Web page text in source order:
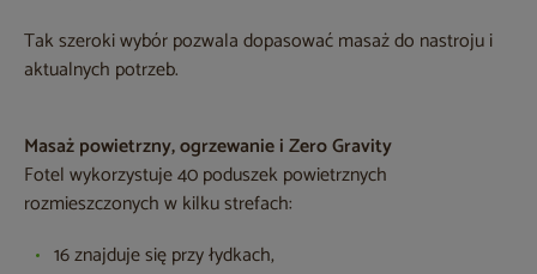
Tak szeroki wybór pozwala dopasować masaż do nastroju i
aktualnych potrzeb.
Masaż powietrzny, ogrzewanie i Zero Gravity
Fotel wykorzystuje 40 poduszek powietrznych
rozmieszczonych w kilku strefach:
16 znajduje się przy łydkach,